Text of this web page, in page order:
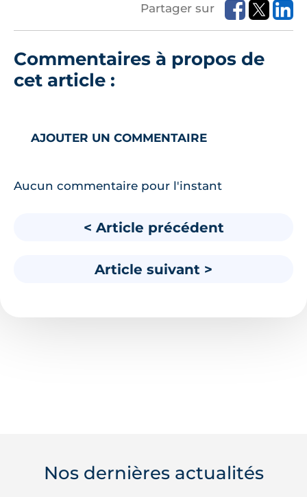
Partager sur
Commentaires à propos de
cet article :
AJOUTER UN COMMENTAIRE
Aucun commentaire pour l'instant
< Article précédent
Article suivant >
Nos dernières actualités